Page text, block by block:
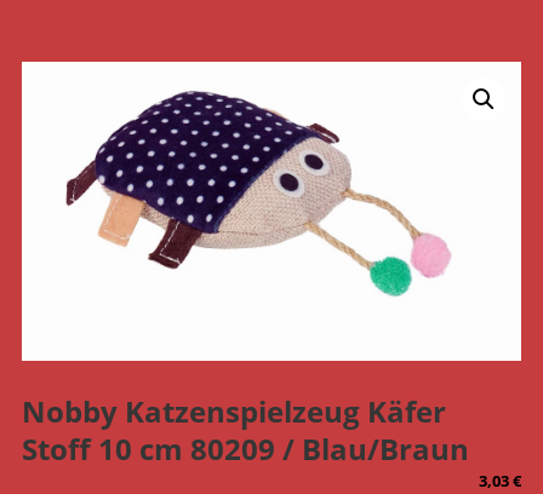
Nobby Katzenspielzeug Käfer
Stoff 10 cm 80209 / Blau/Braun
3,03€